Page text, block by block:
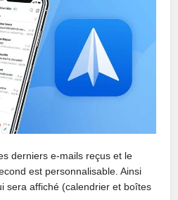
derniers e-mails reçus et le
est personnalisable. Ainsi
sera affiché (calendrier et boîtes